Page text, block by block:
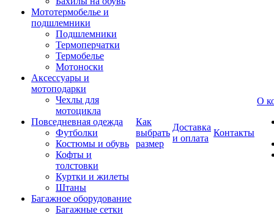
Мототермобелье и
подшлемники
Подшлемники
Термоперчатки
Термобелье
Мотоноски
Аксессуары и
мотоподарки
Чехлы для
мотоцикла
Повседневная одежда
Футболки
Костюмы и обувь
Кофты и
толстовки
Куртки и жилеты
Штаны
Багажное оборудование
Багажные сетки
Как
выбрать
размер
Доставка
и оплата
Контакты
О